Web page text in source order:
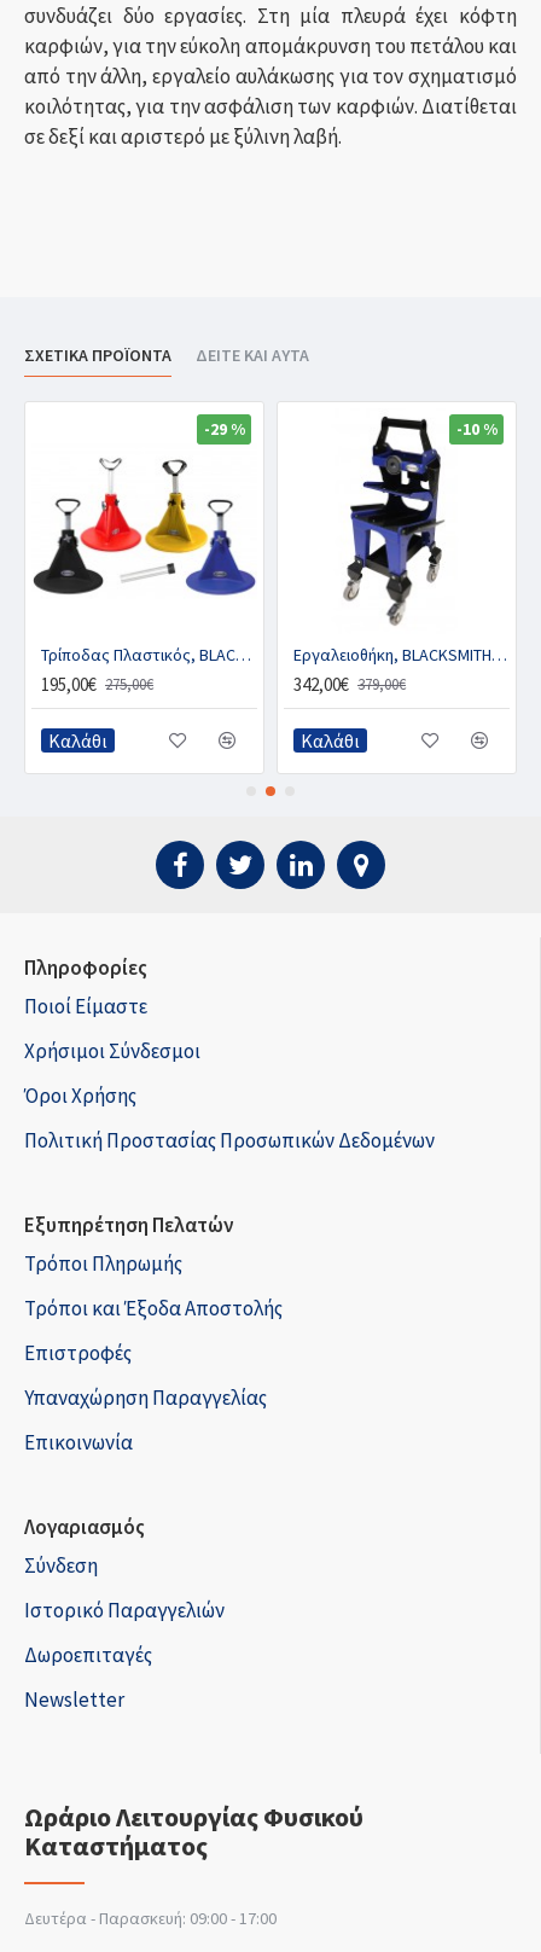
συνδυάζει δύο εργασίες. Στη μία πλευρά έχει κόφτη
καρφιών, για την εύκολη απομάκρυνση του πετάλου και
από την άλλη, εργαλείο αυλάκωσης για τον σχηματισμό
κοιλότητας, για την ασφάλιση των καρφιών. Διατίθεται
σε δεξί και αριστερό με ξύλινη λαβή.
ΣΧΕΤΙΚΑ ΠΡΟΪΟΝΤΑ ΔΕΙΤΕ ΚΑΙ ΑΥΤΑ
-29 %
Τρίποδας Πλαστικός, BLACKSMITH
195,00€ 275,00€
Καλάθι
-10 %
Εργαλειοθήκη, BLACKSMITH AIR 230
342,00€ 379,00€
Καλάθι
Πληροφορίες
Ποιοί Είμαστε
Χρήσιμοι Σύνδεσμοι
Όροι Χρήσης
Πολιτική Προστασίας Προσωπικών Δεδομένων
Εξυπηρέτηση Πελατών
Τρόποι Πληρωμής
Τρόποι και Έξοδα Αποστολής
Επιστροφές
Υπαναχώρηση Παραγγελίας
Επικοινωνία
Λογαριασμός
Σύνδεση
Ιστορικό Παραγγελιών
Δωροεπιταγές
Newsletter
Ωράριο Λειτουργίας Φυσικού
Καταστήματος
Δευτέρα - Παρασκευή: 09:00 - 17:00